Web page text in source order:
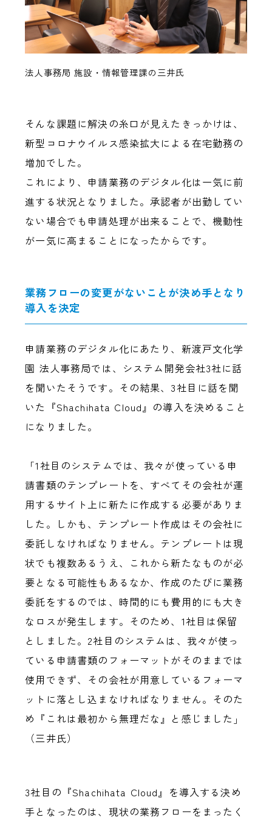
法人事務局 施設・情報管理課の三井氏
そんな課題に解決の糸口が見えたきっかけは、
新型コロナウイルス感染拡大による在宅勤務の
増加でした。
これにより、申請業務のデジタル化は一気に前
進する状況となりました。承認者が出勤してい
ない場合でも申請処理が出来ることで、機動性
が一気に高まることになったからです。
業務フローの変更がないことが決め手となり
導入を決定
申請業務のデジタル化にあたり、新渡戸文化学
園 法人事務局では、システム開発会社3社に話
を聞いたそうです。その結果、3社目に話を聞
いた『Shachihata Cloud』の導入を決めること
になりました。
「1社目のシステムでは、我々が使っている申
請書類のテンプレートを、すべてその会社が運
用するサイト上に新たに作成する必要がありま
した。しかも、テンプレート作成はその会社に
委託しなければなりません。テンプレートは現
状でも複数あるうえ、これから新たなものが必
要となる可能性もあるなか、作成のたびに業務
委託をするのでは、時間的にも費用的にも大き
なロスが発生します。そのため、1社目は保留
としました。2社目のシステムは、我々が使っ
ている申請書類のフォーマットがそのままでは
使用できず、その会社が用意しているフォーマ
ットに落とし込まなければなりません。そのた
め『これは最初から無理だな』と感じました」
（三井氏）
3社目の『Shachihata Cloud』を導入する決め
手となったのは、現状の業務フローをまったく